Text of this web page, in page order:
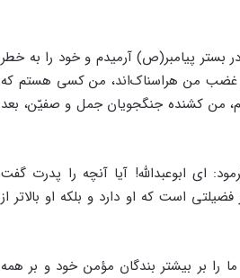
پیامبر(ص) آرمیدم و خود را به خطر
غضب من هراسناک‌اند، من کسی هستم که
من کشنده جنگجویان جمل و صفیّن، بعد
ابوعبدالله! آیا آنچه را پدرت گفت
است که او دارد و بلکه او بالاتر از
بر بیشتر بندگان مؤمن خود و بر همه